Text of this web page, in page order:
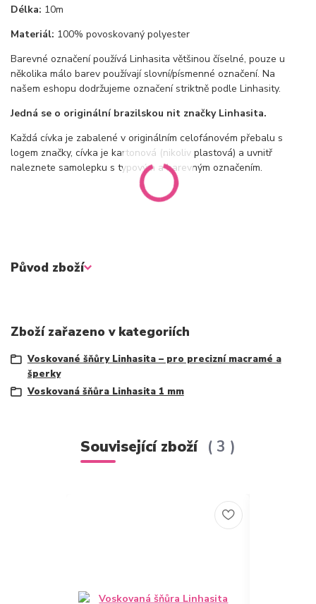
Délka: 10m
Materiál: 100% povoskovaný polyester
Barevné označení používá Linhasita většinou číselné, pouze u
několika málo barev používají slovní/písmenné označení. Na
našem eshopu dodržujeme označení striktně podle Linhasity.
Jedná se o originální brazilskou nit značky Linhasita.
Každá cívka je zabalené v originálním celofánovém přebalu s
logem značky, cívka je kartonová (nikoliv plastová) a uvnitř
naleznete samolepku s typovým a barevným označením.
Původ zboží
Zboží zařazeno v kategoriích
Voskované šňůry Linhasita – pro precizní macramé a
šperky
Voskovaná šňůra Linhasita 1 mm
Související zboží 3